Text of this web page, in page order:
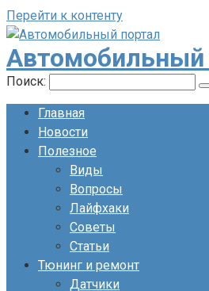
Перейти к контенту
Автомобильный
Поиск:
Главная
Новости
Полезное
Виды
Вопросы
Лайфхаки
Советы
Статьи
Тюнинг и ремонт
Датчики